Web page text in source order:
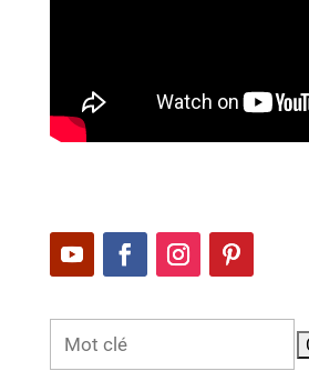
Rechercher: